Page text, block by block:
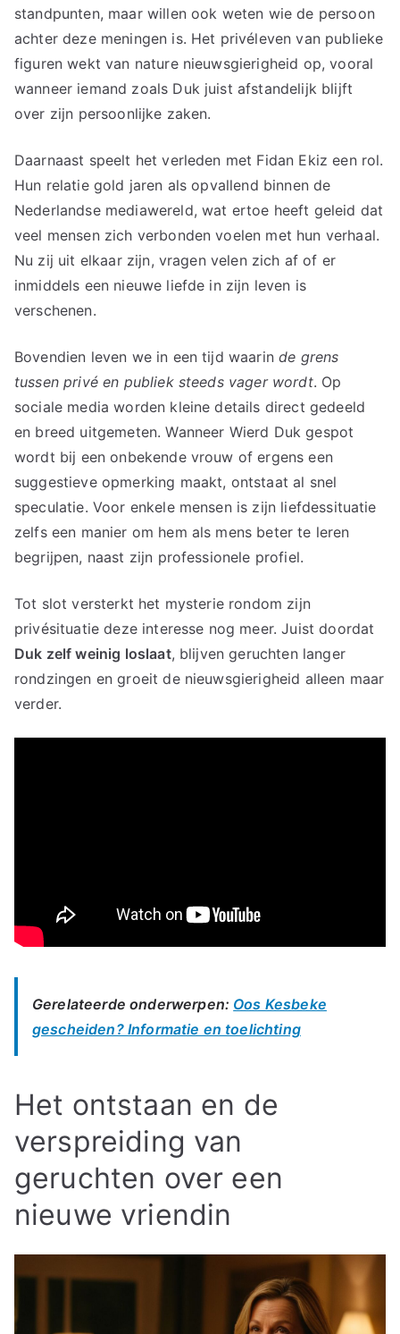
standpunten, maar willen ook weten wie de persoon
achter deze meningen is. Het privéleven van publieke
figuren wekt van nature nieuwsgierigheid op, vooral
wanneer iemand zoals Duk juist afstandelijk blijft
over zijn persoonlijke zaken.
Daarnaast speelt het verleden met Fidan Ekiz een rol.
Hun relatie gold jaren als opvallend binnen de
Nederlandse mediawereld, wat ertoe heeft geleid dat
veel mensen zich verbonden voelen met hun verhaal.
Nu zij uit elkaar zijn, vragen velen zich af of er
inmiddels een nieuwe liefde in zijn leven is
verschenen.
Bovendien leven we in een tijd waarinde grens
tussen privé en publiek steeds vager wordt. Op
sociale media worden kleine details direct gedeeld
en breed uitgemeten. Wanneer Wierd Duk gespot
wordt bij een onbekende vrouw of ergens een
suggestieve opmerking maakt, ontstaat al snel
speculatie. Voor enkele mensen is zijn liefdessituatie
zelfs een manier om hem als mens beter te leren
begrijpen, naast zijn professionele profiel.
Tot slot versterkt het mysterie rondom zijn
privésituatie deze interesse nog meer. Juist doordat
Duk zelf weinig loslaat, blijven geruchten langer
rondzingen en groeit de nieuwsgierigheid alleen maar
verder.
Gerelateerde onderwerpen: Oos Kesbeke
gescheiden? Informatie en toelichting
Het ontstaan en de
verspreiding van
geruchten over een
nieuwe vriendin